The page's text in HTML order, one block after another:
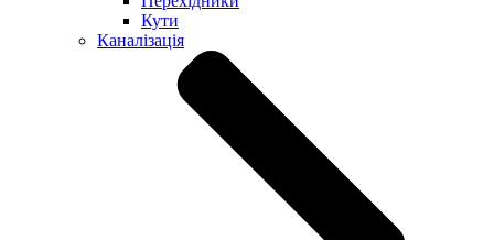
Кути
Каналізація